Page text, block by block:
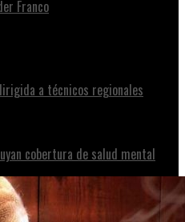
Franco
a técnicos regionales
cobertura de salud mental